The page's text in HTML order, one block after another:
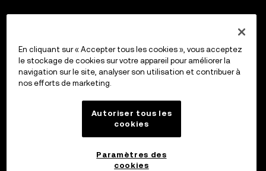
En cliquant sur « Accepter tous les cookies », vous acceptez
le stockage de cookies sur votre appareil pour améliorer la
navigation sur le site, analyser son utilisation et contribuer à
nos efforts de marketing.
Autoriser tous les
cookies
Paramètres des
cookies